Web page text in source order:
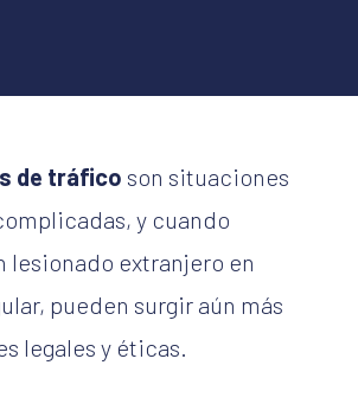
de tráfico son situaciones
y cuando
lesionado extranjero en
pueden surgir aún más
legales y éticas.